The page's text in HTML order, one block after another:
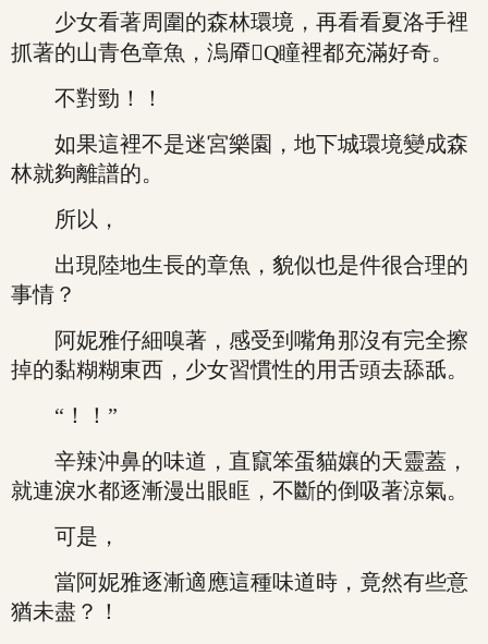
少女看著周圍的森林環境，再看看夏洛手裡
抓著的山青色章魚，溩厣Q瞳裡都充滿好奇。
不對勁！！
如果這裡不是迷宮樂園，地下城環境變成森
林就夠離譜的。
所以，
出現陸地生長的章魚，貌似也是件很合理的
事情？
阿妮雅仔細嗅著，感受到嘴角那沒有完全擦
掉的黏糊糊東西，少女習慣性的用舌頭去舔舐。
“！！”
辛辣沖鼻的味道，直竄笨蛋貓孃的天靈蓋，
就連淚水都逐漸漫出眼眶，不斷的倒吸著涼氣。
可是，
當阿妮雅逐漸適應這種味道時，竟然有些意
猶未盡？！